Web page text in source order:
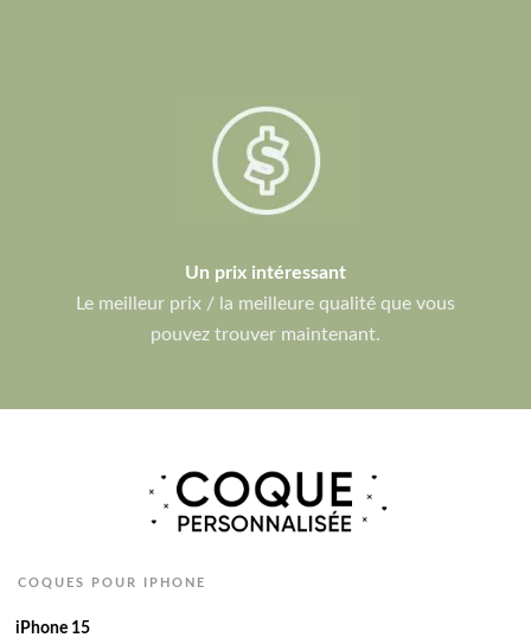
Un prix intéressant
Le meilleur prix / la meilleure qualité que vous
pouvez trouver maintenant.
COQUES POUR IPHONE
iPhone 15